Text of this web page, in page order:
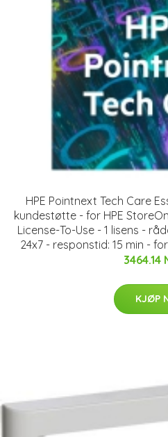
HPE Pointnext Tech Care
kundestøtte - for HPE
License-To-Use - 1 lisens -
24x7 - responstid: 15 min -
3464.14
KJØP